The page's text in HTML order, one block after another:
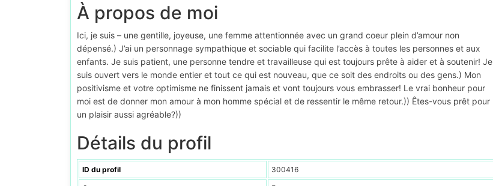
À propos de moi
Ici, je suis – une gentille, joyeuse, une femme attentionnée avec un grand coeur plein d’amour non
dépensé.) J’ai un personnage sympathique et sociable qui facilite l’accès à toutes les personnes et aux
enfants. Je suis patient, une personne tendre et travailleuse qui est toujours prête à aider et à soutenir! Je
suis ouvert vers le monde entier et tout ce qui est nouveau, que ce soit des endroits ou des gens.) Mon
positivisme et votre optimisme ne finissent jamais et vont toujours vous embrasser! Le vrai bonheur pour
moi est de donner mon amour à mon homme spécial et de ressentir le même retour.)) Êtes-vous prêt pour
un plaisir aussi agréable?))
Détails du profil
ID du profil 300416